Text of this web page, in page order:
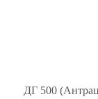
ДГ 500